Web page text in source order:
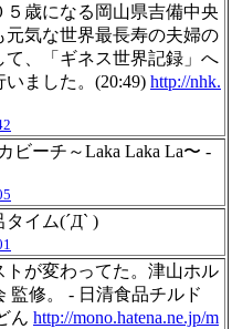
５歳になる岡山県吉備中央
元気な世界最長寿の夫婦の
て、「ギネス世界記録」へ
ました。(20:49) http://nhk.
ビーチ～Laka Laka La〜 -
タイム(´Д` )
トが変わってた。津山ホル
監修。 - 日清食品チルド
ん http://mono.hatena.ne.jp/m